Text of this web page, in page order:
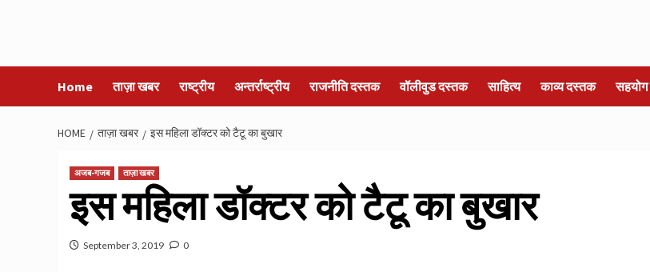
Home ताज़ा खबर राष्ट्रीय अन्तर्राष्ट्रीय राजनीति दस्तक वॉलीवुड दस्तक साहित्य काव्य दस्तक
HOME ताज़ा खबर इस महिला डॉक्टर को टैटू का बुखार
अजब-गजब ताज़ा खबर
इस महिला डॉक्टर को टैटू का बुखार
September 3, 2019 0